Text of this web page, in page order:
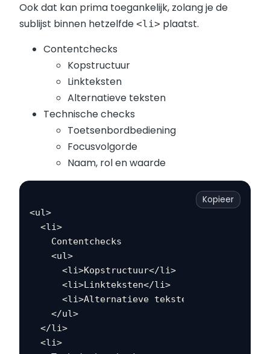
Ook dat kan prima toegankelijk, zolang je de
sublijst binnen hetzelfde<li> plaatst.
Contentchecks
Kopstructuur
Linkteksten
Alternatieve teksten
Technische checks
Toetsenbordbediening
Focusvolgorde
Naam, rol en waarde
<ul>
  <li>
    Contentchecks
    <ul>
      <li>Kopstructuur</li>
      <li>Linkteksten</li>
      <li>Alternatieve teksten</li>
    </ul>
  </li>
  <li>
Kopieer